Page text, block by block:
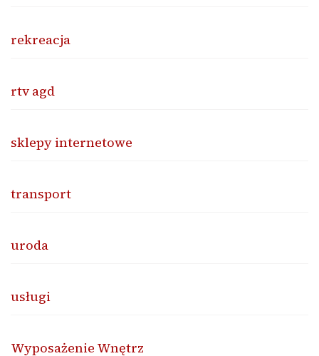
rekreacja
rtv agd
sklepy internetowe
transport
uroda
usługi
Wyposażenie Wnętrz